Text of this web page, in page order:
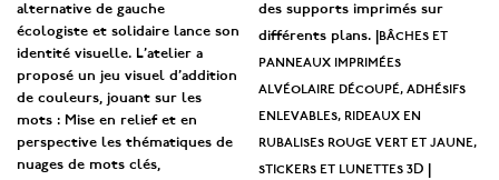
alternative de gauche
écologiste et solidaire lance son
identité visuelle. L’atelier a
proposé un jeu visuel d’addition
de couleurs, jouant sur les
mots : Mise en relief et en
perspective les thématiques de
nuages de mots clés,
des supports imprimés sur
différents plans. | bâches et
panneaux imprimées
alvéolaire découpé, adhésifs
enlevables, rideaux en
rubalises rouge vert et jaune,
stickers et lunettes 3D